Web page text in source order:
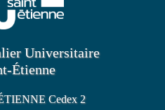
Universitaire
Étienne
Cedex 2